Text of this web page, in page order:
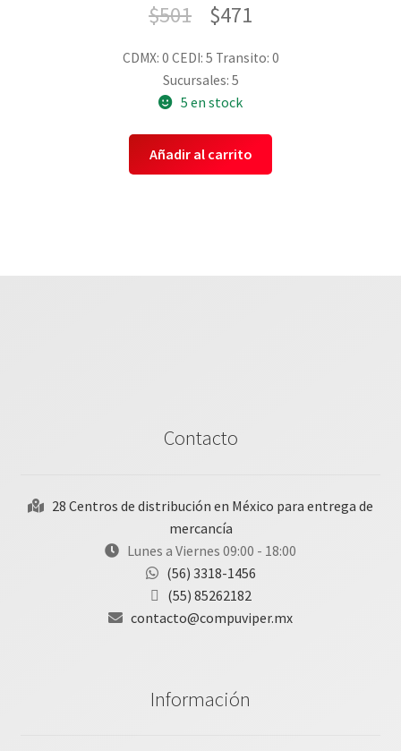
$501 $471
CDMX: 0 CEDI: 5 Transito: 0
Sucursales: 5
5 en stock
Añadir al carrito
Contacto
28 Centros de distribución en México para entrega de
mercancía
Lunes a Viernes 09:00 - 18:00
(56) 3318-1456
(55) 85262182
contacto@compuviper.mx
Información